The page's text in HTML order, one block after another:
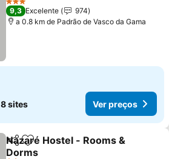
3 Estrelas
9,3 Excelente
974
a 0.8 km de Padrão de Vasco da Gama
8 sites Ver preços
PartilharAdicionar aos favoritos
Nazaré Hostel - Rooms &
Dorms